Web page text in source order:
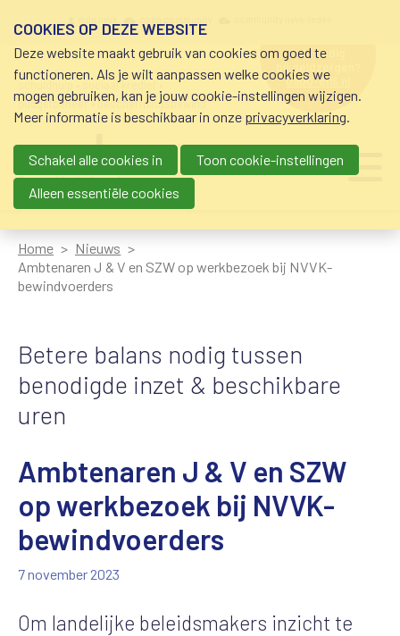
schuldhulp • sociaal krediet •
budgetbeheer • beschermingsbewind
hulp nodig
bij geldzorgen?
0800-8115.nl
Main navigation
Home
Nieuws
Ambtenaren J & V en SZW op werkbezoek bij NVVK-
bewindvoerders
Betere balans nodig tussen
benodigde inzet & beschikbare
uren
Ambtenaren J & V en SZW
op werkbezoek bij NVVK-
bewindvoerders
7 november 2023
Om landelijke beleidsmakers inzicht te
COOKIES OP DEZE WEBSITE
Deze website maakt gebruik van cookies om goed te
functioneren. Als je wilt aanpassen welke cookies we
mogen gebruiken, kan je jouw cookie-instellingen wijzigen.
Meer informatie is beschikbaar in onze privacyverklaring.
Schakel alle cookies in
Toon cookie-instellingen
Alleen essentiële cookies